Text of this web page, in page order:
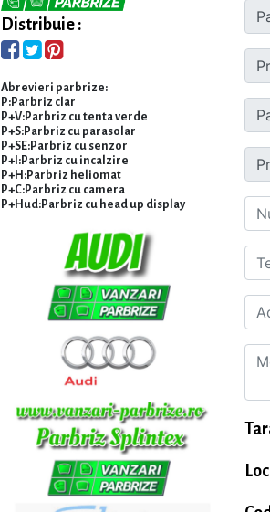
Distribuie :
Abrevieri parbrize:
P:Parbriz clar
P+V:Parbriz cu tenta verde
P+S:Parbriz cu parasolar
P+SE:Parbriz cu senzor
P+I:Parbriz cu incalzire
P+H:Parbriz heliomat
P+C:Parbriz cu camera
P+Hud:Parbriz cu head up display